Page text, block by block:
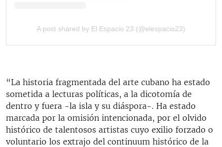
“La historia fragmentada del arte cubano ha estado
sometida a lecturas políticas, a la dicotomía de
dentro y fuera -la isla y su diáspora-. Ha estado
marcada por la omisión intencionada, por el olvido
histórico de talentosos artistas cuyo exilio forzado o
voluntario los extrajo del continuum histórico de la